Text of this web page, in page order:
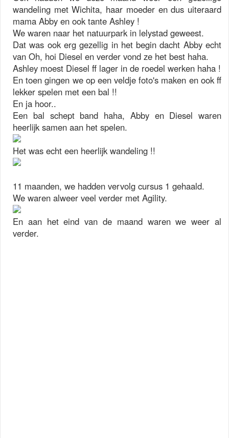
wandeling met Wichita, haar moeder en dus uiteraard
mama Abby en ook tante Ashley !
We waren naar het natuurpark in lelystad geweest.
Dat was ook erg gezellig in het begin dacht Abby echt
van Oh, hoi Diesel en verder vond ze het best haha.
Ashley moest Diesel ff lager in de roedel werken haha !
En toen gingen we op een veldje foto's maken en ook ff
lekker spelen met een bal !!
En ja hoor..
Een bal schept band haha, Abby en Diesel waren
heerlijk samen aan het spelen.
Het was echt een heerlijk wandeling !!
11 maanden, we hadden vervolg cursus 1 gehaald.
We waren alweer veel verder met Agility.
En aan het eind van de maand waren we weer al
verder.